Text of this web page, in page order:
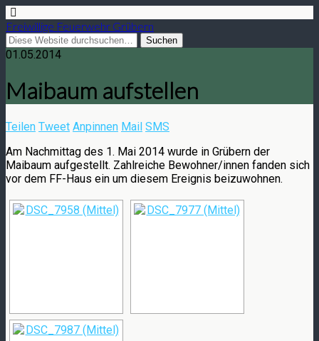
Freiwillige Feuerwehr Grübern
01.05.2014
Maibaum aufstellen
Teilen Tweet Anpinnen Mail SMS
Am Nachmittag des 1. Mai 2014 wurde in Grübern der
Maibaum aufgestellt. Zahlreiche Bewohner/innen fanden sich
vor dem FF-Haus ein um diesem Ereignis beizuwohnen.